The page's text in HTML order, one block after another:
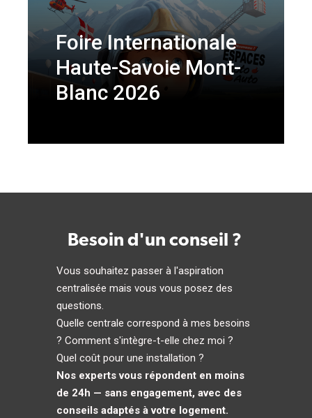
Foire Internationale
Haute-Savoie Mont-
Blanc 2026
Besoin d'un conseil ?
Vous souhaitez passer à l'aspiration
centralisée mais vous vous posez des
questions.
Quelle centrale correspond à mes besoins
? Comment s'intègre-t-elle chez moi ?
Quel coût pour une installation ?
Nos experts vous répondent en moins
de 24h — sans engagement, avec des
conseils adaptés à votre logement.